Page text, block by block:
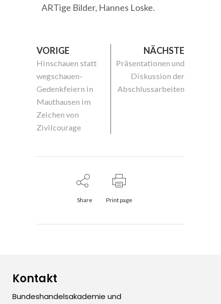
ARTige Bilder, Hannes Loske.
VORIGE
Hinschauen statt
wegschauen-
Gedenkfeiern in
Mauthausen im
Zeichen von
Zivilcourage
NÄCHSTE
Präsentationen und
Diskussion der
Abschlussarbeiten
Share Print page
Kontakt
Bundeshandelsakademie und